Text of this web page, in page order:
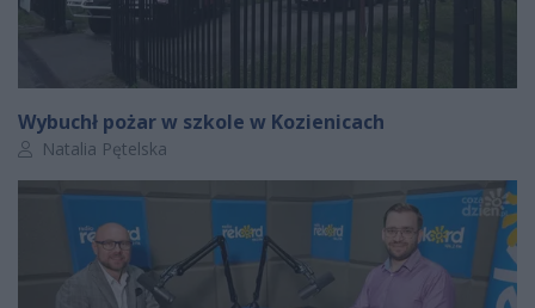
Wybuchł pożar w szkole w Kozienicach
Autor artykułu:
Natalia Pętelska